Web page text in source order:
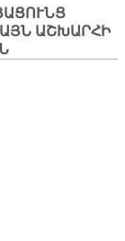
ԱՇԽԱՐՀԻ